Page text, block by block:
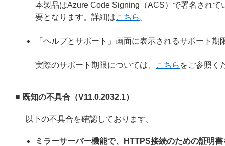
本製品はAzure Code Signing（ACS）で署名され
要となります。詳細はこちら 。
「ヘルプとサポート」画面に表示されるサポート
実際のサポート期限については、 こちら をご参照く
■ 既知の不具合（V11.0.2032.1）
以下の不具合を確認しております。
ミラーサーバー機能で、HTTPS接続のための証明